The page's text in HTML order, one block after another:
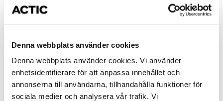
Denna webbplats använder cookies
Denna webbplats använder cookies. Vi använder
enhetsidentifierare för att anpassa innehållet och
annonserna till användarna, tillhandahålla funktioner för
sociala medier och analysera vår trafik. Vi
utformade för att stärka kondition, balans, koordination
och rörlighet – med fokus på säkerhet, glädje och
gemenskap. Här tränar du tillsammans med andra 65+ i
För dig som föredrar att träna i gymmet erbjuder vi
moderna träningsmaskiner, fria vikter och
konditionsutrustning som gör det enkelt att anpassa
passen efter dagsform. Vår personal finns alltid nära till